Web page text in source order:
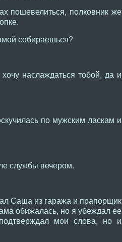
пошевелиться, полковник же
собираешься?
наслаждаться тобой, да и
по мужским ласкам и
службы вечером.
Саша из гаража и прапорщик
обижалась, но я убеждал ее
мои слова, но и